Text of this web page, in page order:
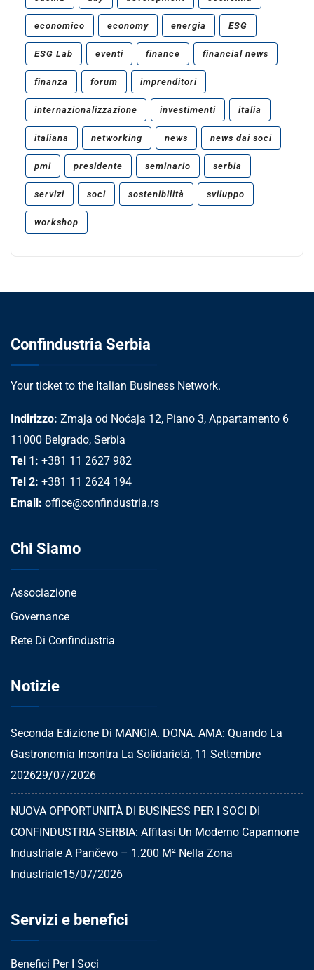
economico economy energia ESG
ESG Lab eventi finance financial news
finanza forum imprenditori
internazionalizzazione investimenti italia
italiana networking news news dai soci
pmi presidente seminario serbia
servizi soci sostenibilità sviluppo
workshop
Confindustria Serbia
Your ticket to the Italian Business Network.
Indirizzo: Zmaja od Noćaja 12, Piano 3, Appartamento 6
11000 Belgrado, Serbia
Tel 1: +381 11 2627 982
Tel 2: +381 11 2624 194
Email: office@confindustria.rs
Chi Siamo
Associazione
Governance
Rete Di Confindustria
Notizie
Seconda Edizione Di MANGIA. DONA. AMA: Quando La
Gastronomia Incontra La Solidarietà, 11 Settembre
202629/07/2026
NUOVA OPPORTUNITÀ DI BUSINESS PER I SOCI DI
CONFINDUSTRIA SERBIA: Affitasi Un Moderno Capannone
Industriale A Pančevo – 1.200 M² Nella Zona
Industriale15/07/2026
Servizi e benefici
Benefici Per I Soci